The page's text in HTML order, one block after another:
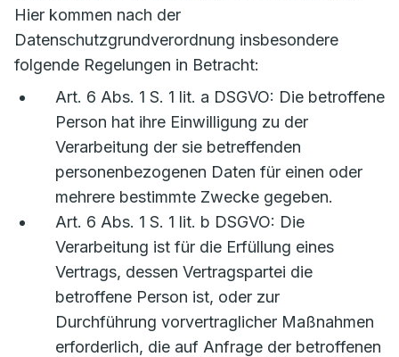
Hier kommen nach der
Datenschutzgrundverordnung insbesondere
folgende Regelungen in Betracht:
Art. 6 Abs. 1 S. 1 lit. a DSGVO: Die betroffene
Person hat ihre Einwilligung zu der
Verarbeitung der sie betreffenden
personenbezogenen Daten für einen oder
mehrere bestimmte Zwecke gegeben.
Art. 6 Abs. 1 S. 1 lit. b DSGVO: Die
Verarbeitung ist für die Erfüllung eines
Vertrags, dessen Vertragspartei die
betroffene Person ist, oder zur
Durchführung vorvertraglicher Maßnahmen
erforderlich, die auf Anfrage der betroffenen